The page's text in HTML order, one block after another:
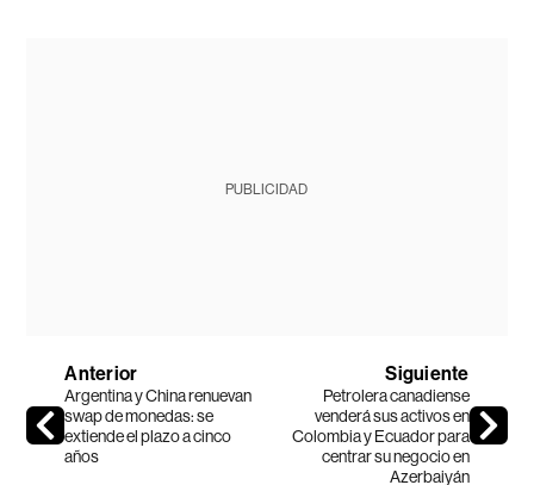
PUBLICIDAD
Anterior
Argentina y China renuevan
swap de monedas: se
extiende el plazo a cinco
años
Siguiente
Petrolera canadiense
venderá sus activos en
Colombia y Ecuador para
centrar su negocio en
Azerbaiyán